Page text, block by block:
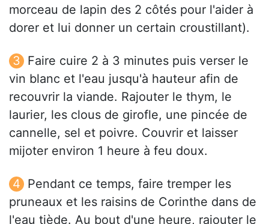
morceau de lapin des 2 côtés pour l'aider à
dorer et lui donner un certain croustillant).
Faire cuire 2 à 3 minutes puis verser le
vin blanc et l'eau jusqu'à hauteur afin de
recouvrir la viande. Rajouter le thym, le
laurier, les clous de girofle, une pincée de
cannelle, sel et poivre. Couvrir et laisser
mijoter environ 1 heure à feu doux.
Pendant ce temps, faire tremper les
pruneaux et les raisins de Corinthe dans de
l'eau tiède. Au bout d'une heure, rajouter le